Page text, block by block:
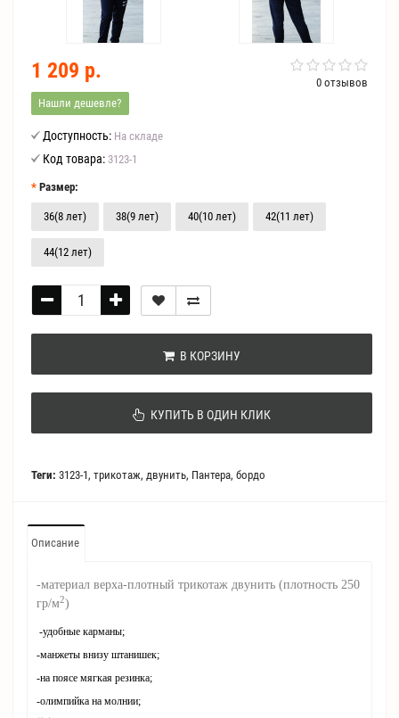
0 отзывов
1 209 р.
Нашли дешевле?
Доступность: На складе
Код товара: 3123-1
Размер:
36(8 лет) 38(9 лет) 40(10 лет) 42(11 лет)
44(12 лет)
В КОРЗИНУ
КУПИТЬ В ОДИН КЛИК
Теги: 3123-1, трикотаж, двунить, Пантера, бордо
Описание
-материал верха-плотный трикотаж двунить (плотность 250
гр/м2)
-удобные карманы;
-манжеты внизу штанишек;
-на поясе мягкая резинка;
-олимпийка на молнии;